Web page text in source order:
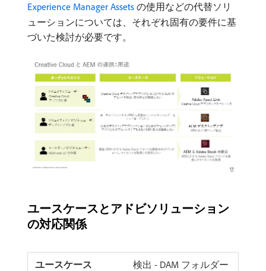
Experience Manager Assets の使用などの代替ソリ
ューションについては、それぞれ固有の要件に基
づいた検討が必要です。
ユースケースとアドビソリューション
の対応関係
検出 - DAM フォルダー